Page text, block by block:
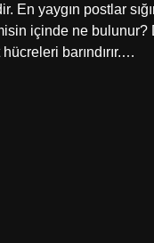
En yaygın postlar
içinde ne bulunur?
barındırır.…